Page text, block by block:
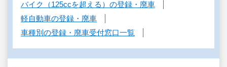
バイク（125ccを超える）の登録・廃車
軽自動車の登録・廃車
車種別の登録・廃車受付窓口一覧